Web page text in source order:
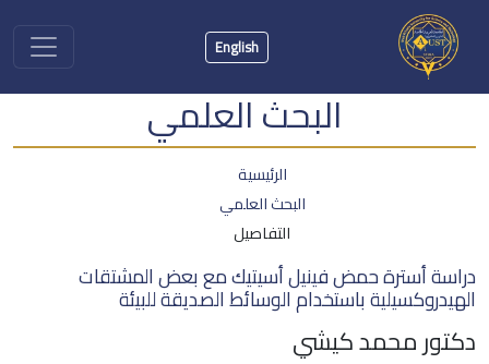
English
البحث العلمي
الرئيسية
البحث العلمي
التفاصيل
دراسة أسترة حمض فينيل أسيتيك مع بعض المشتقات
الهيدروكسيلية باستخدام الوسائط الصديقة للبيئة
دكتور محمد كيشي